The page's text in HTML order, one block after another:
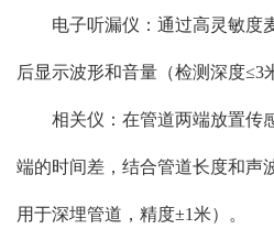
电子听漏仪：通过高灵敏度
后显示波形和音量（检测深度≤3
相关仪：在管道两端放置传
端的时间差，结合管道长度和声
用于深埋管道，精度±1米）。